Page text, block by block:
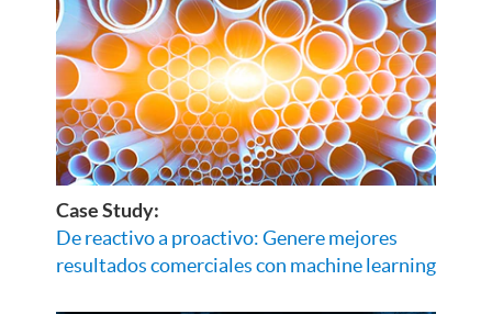
Case Study:
De reactivo a proactivo: Genere mejores
resultados comerciales con machine learning